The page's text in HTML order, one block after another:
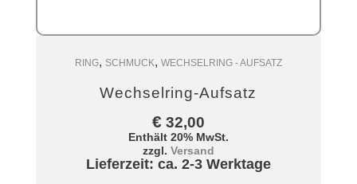
Zum Warenkorb
RING, SCHMUCK, WECHSELRING - AUFSATZ
Wechselring-Aufsatz
€32,00
Enthält 20% MwSt.
zzgl. Versand
Lieferzeit: ca. 2-3 Werktage